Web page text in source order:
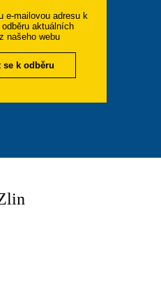
e-mailovou adresu k
aktuálních
našeho webu
se k odběru